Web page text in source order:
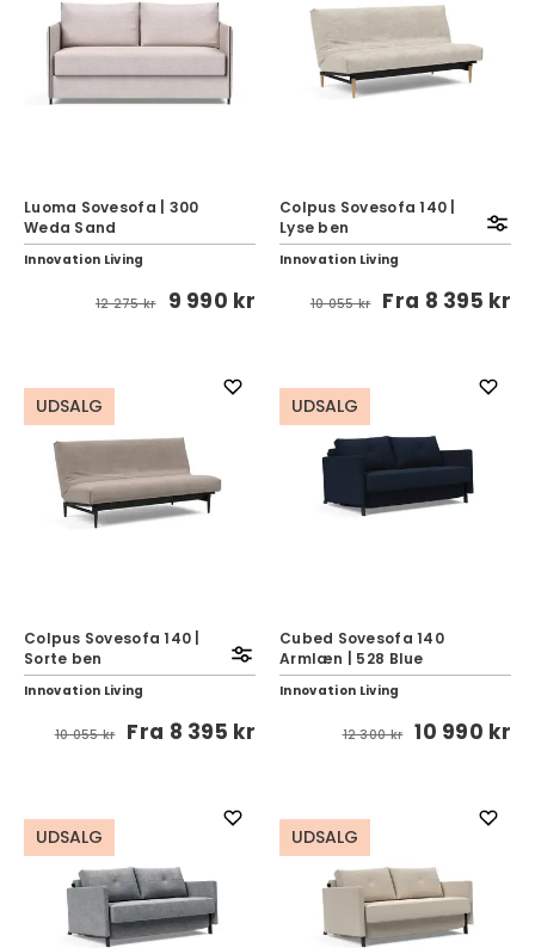
Luoma Sovesofa | 300
Weda Sand
Innovation Living
12 275 kr 9 990 kr
Colpus Sovesofa 140 |
Lyse ben
Innovation Living
10 055 kr Fra 8 395 kr
UDSALG
Colpus Sovesofa 140 |
Sorte ben
Innovation Living
10 055 kr Fra 8 395 kr
UDSALG
Cubed Sovesofa 140
Armlæn | 528 Blue
Innovation Living
12 300 kr 10 990 kr
UDSALG UDSALG